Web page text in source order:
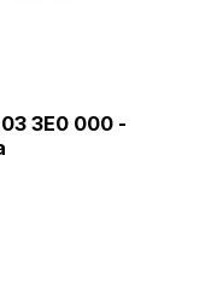
3E0 000 -